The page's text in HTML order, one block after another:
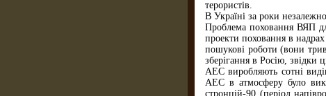
терористів.
В Україні за роки
Проблема поховання ВЯП
проекти поховання в
пошукові роботи (вони
зберігання в Росію, звідки
АЕС виробляють сотні
АЕС в атмосферу було
стронцій-90 (період